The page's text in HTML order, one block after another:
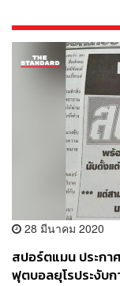
28 มีนาคม 2020
สปอร์ตแมน ประกา
ฟุตบอลยุโรประงับ